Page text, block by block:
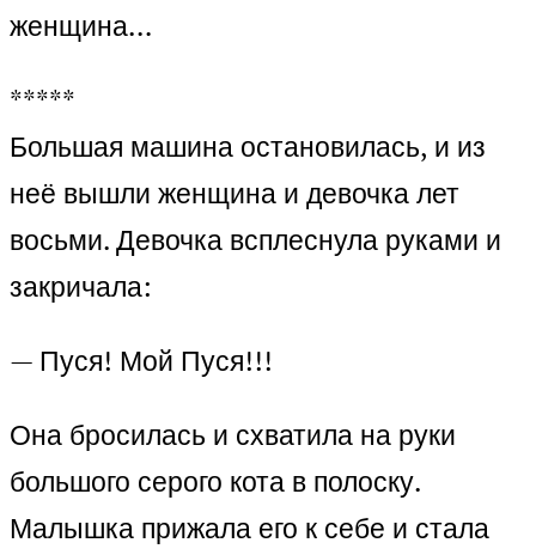
женщина…
*****
Большая машина остановилась, и из
неё вышли женщина и девочка лет
восьми. Девочка всплеснула руками и
закричала:
— Пуся! Мой Пуся!!!
Она бросилась и схватила на руки
большого серого кота в полоску.
Малышка прижала его к себе и стала